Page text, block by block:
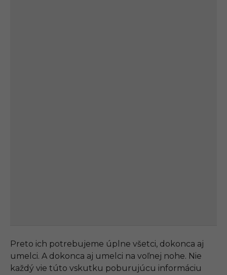
Preto ich potrebujeme úplne všetci, dokonca aj
umelci. A dokonca aj umelci na voľnej nohe. Nie
každý vie túto vskutku poburujúcu informáciu